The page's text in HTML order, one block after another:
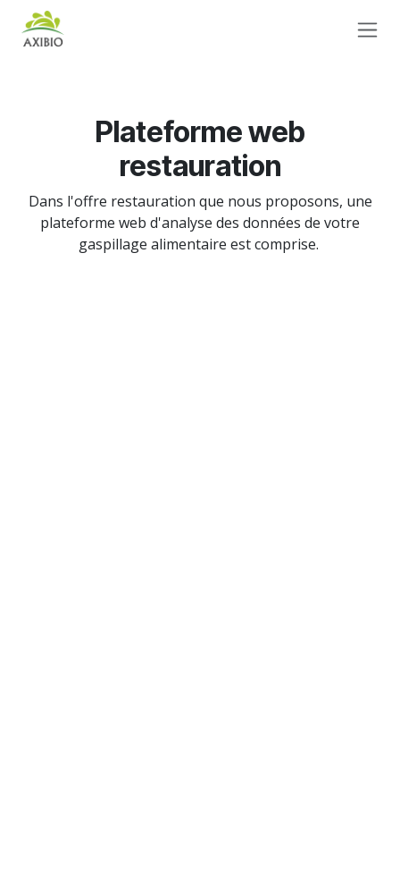
Se rendre au contenu
Plateforme web
restauration
Dans l'offre restauration que nous proposons, une
plateforme web d'analyse des données de votre
gaspillage alimentaire est comprise.